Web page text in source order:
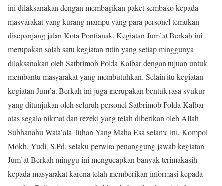
ini dilaksanakan dengan membagikan paket sembako kepada
masyarakat yang kurang mampu yang para personel temukan
disepanjang jalan Kota Pontianak. Kegiatan Jum’at Berkah ini
merupakan salah satu kegiatan rutin yang setiap minggunya
dilaksanakan oleh Satbrimob Polda Kalbar dengan tujuan untuk
membantu masyarakat yang membutuhkan. Selain itu kegiatan
kegiatan Jum’at Berkah ini juga merupakan bentuk rasa syukur
yang ditunjukan oleh seluruh personel Satbrimob Polda Kalbar
atas segala nikmat dan rezeki yang telah diberikan oleh Allah
Subhanahu Wata’ala Tuhan Yang Maha Esa selama ini. Kompol
Mokh. Yudi, S.Pd. selaku perwira penanggung jawab kegiatan
Jum’at Berkah minggu ini mengucapkan banyak terimakasih
kepada masyarakat karena telah memberikan informasi kepada